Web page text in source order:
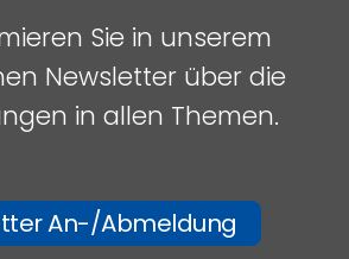
Sie in unserem
Newsletter über die
in allen Themen.
An-/Abmeldung